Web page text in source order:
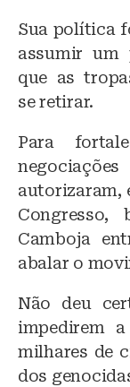
Sua política
assumir um
que as
se retirar.
Para
autorizaram,
Camboja
abalar o
Não deu
impedirem
milhares de
dos